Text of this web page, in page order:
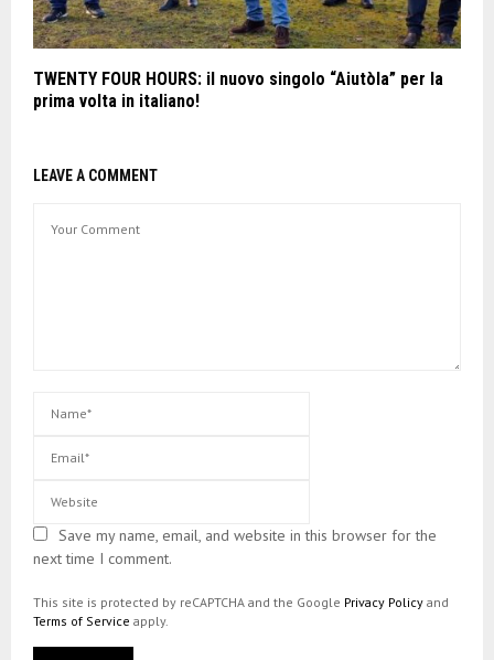
TWENTY FOUR HOURS: il nuovo singolo “Aiutòla” per la
prima volta in italiano!
LEAVE A COMMENT
Save my name, email, and website in this browser for the
next time I comment.
This site is protected by reCAPTCHA and the Google Privacy Policy and
Terms of Service apply.